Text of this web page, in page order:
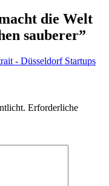
die Welt
sauberer”
- Düsseldorf Startups
Erforderliche